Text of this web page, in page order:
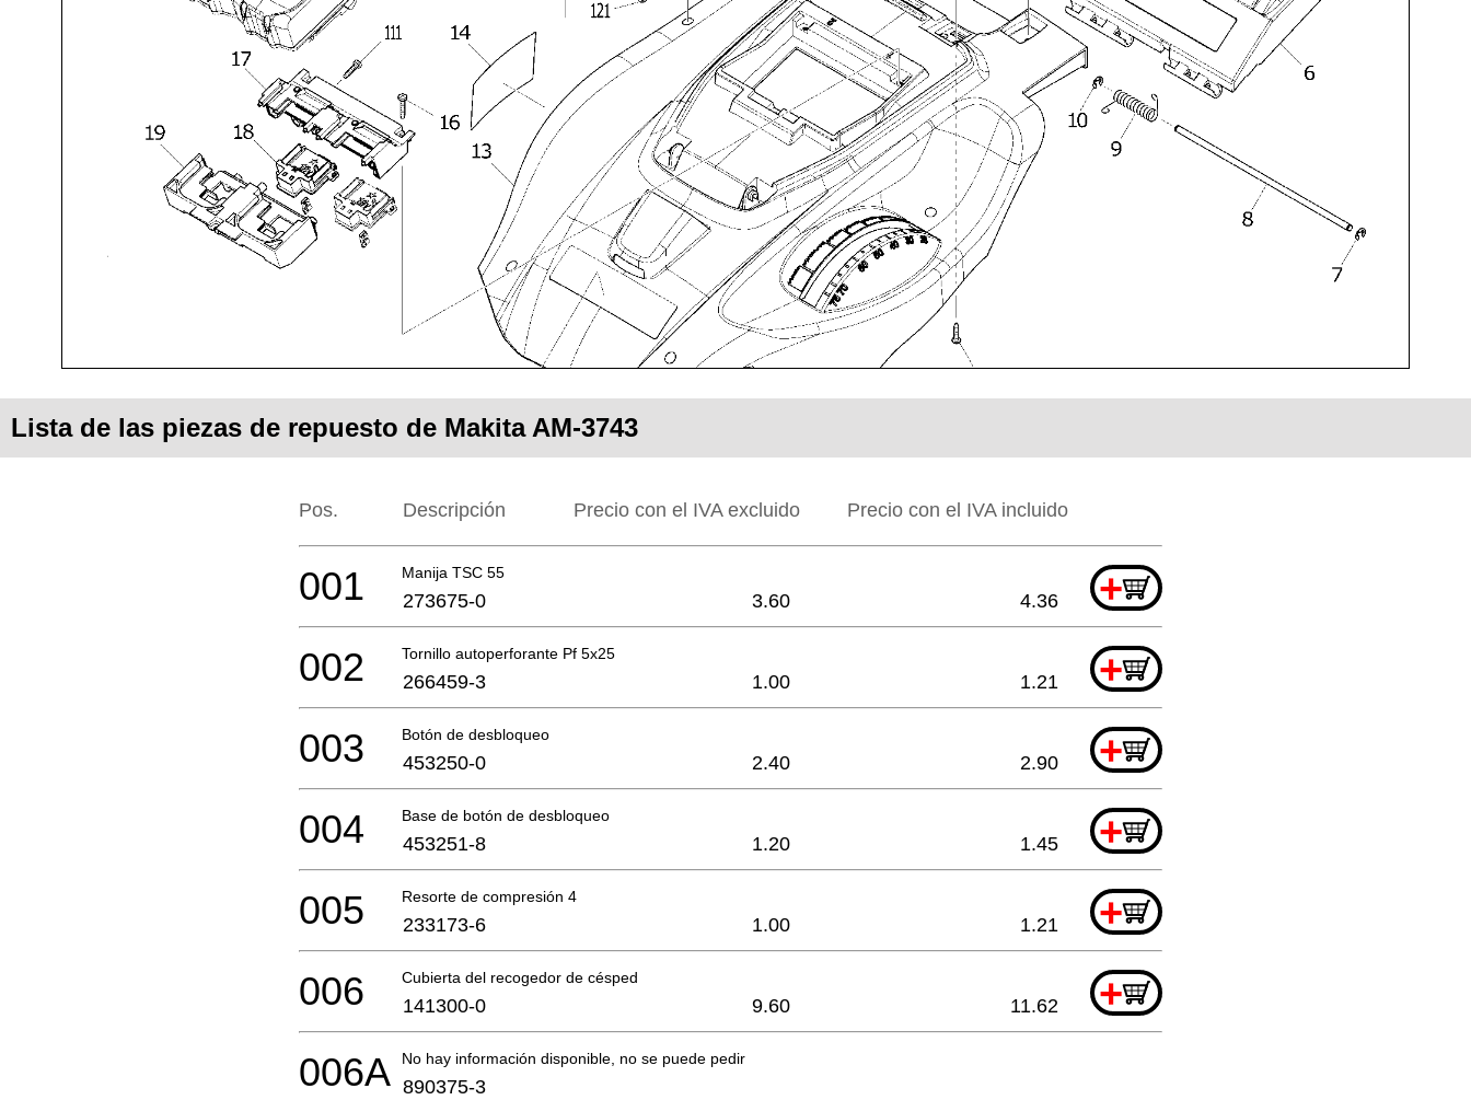
Lista de las piezas de repuesto de Makita AM-3743
Pos. Descripción Precio con el IVA excluido Precio con el IVA incluido
Manija TSC 55 +
001 273675-0 3.60 4.36
Tornillo autoperforante Pf 5x25 +
002 266459-3 1.00 1.21
Botón de desbloqueo +
003 453250-0 2.40 2.90
Base de botón de desbloqueo +
004 453251-8 1.20 1.45
Resorte de compresión 4 +
005 233173-6 1.00 1.21
Cubierta del recogedor de césped +
006 141300-0 9.60 11.62
No hay información disponible, no se puede pedir
006A 890375-3